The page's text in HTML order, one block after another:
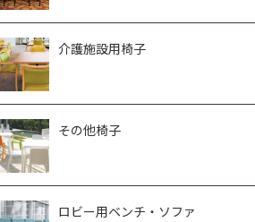
介護施設用椅子
その他椅子
ロビー用ベンチ・ソファ